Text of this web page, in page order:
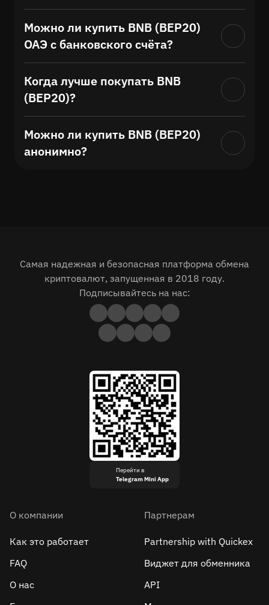
Можно ли купить BNB (BEP20)
ОАЭ с банковского счёта?
Когда лучше покупать BNB
(BEP20)?
Можно ли купить BNB (BEP20)
анонимно?
Самая надежная и безопасная платформа обмена
криптовалют, запущенная в 2018 году.
Подписывайтесь на нас:
Перейти в
Telegram Mini App
О компании
Как это работает
FAQ
О нас
Партнерам
Partnership with Quickex
Виджет для обменника
API